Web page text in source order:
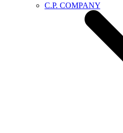
C.P. COMPANY